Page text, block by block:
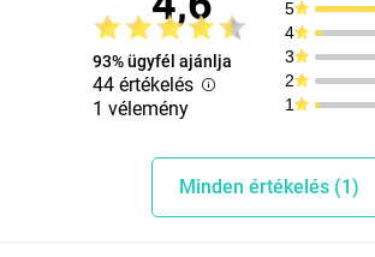
93% ügyfél ajánlja
44 értékelés
1 vélemény
5
4
3
2
1
Minden értékelés (1)